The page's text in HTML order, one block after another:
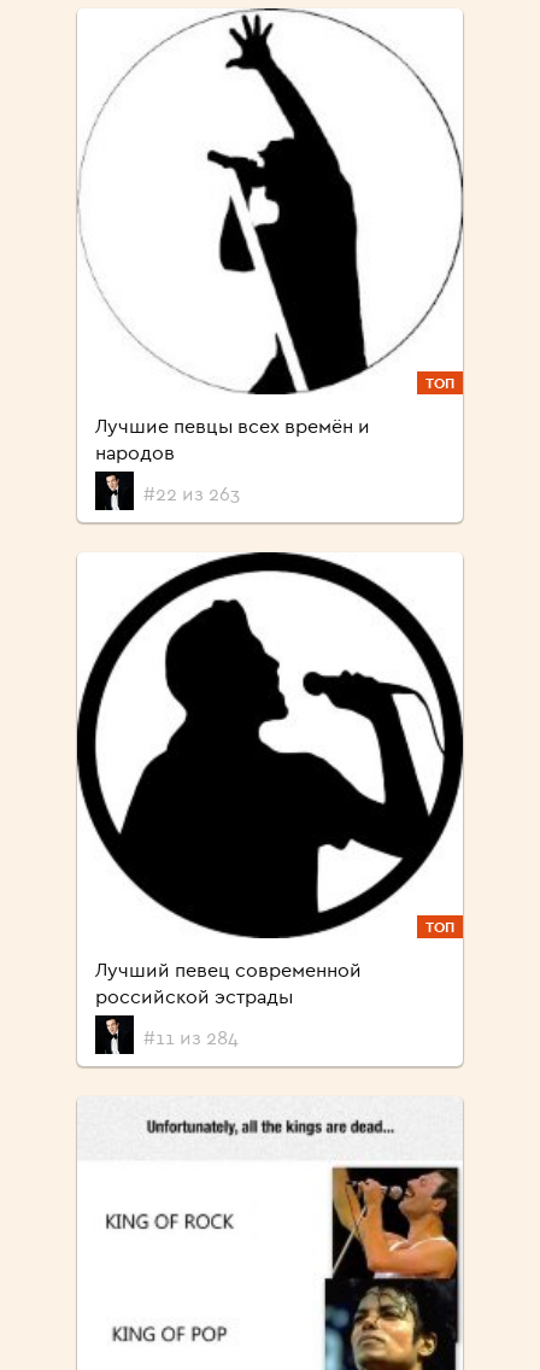
ТОП
Лучшие певцы всех времён и
народов
#22 из 263
ТОП
Лучший певец современной
российской эстрады
#11 из 284